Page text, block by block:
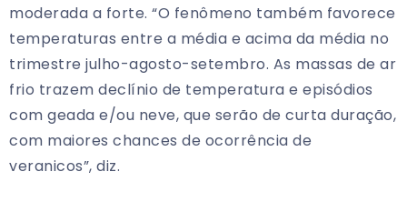
moderada a forte. “O fenômeno também favorece
temperaturas entre a média e acima da média no
trimestre julho-agosto-setembro. As massas de ar
frio trazem declínio de temperatura e episódios
com geada e/ou neve, que serão de curta duração,
com maiores chances de ocorrência de
veranicos”, diz.